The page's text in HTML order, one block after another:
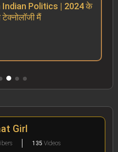
Politics | 2024 के
मैं
Girl
135 Videos